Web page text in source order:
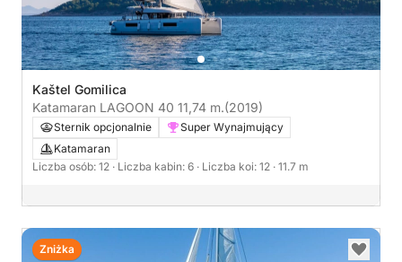
Kaštel Gomilica
Katamaran LAGOON 40 11,74 m.(2019)
Sternik opcjonalnie
Super Wynajmujący
Katamaran
Liczba osób: 12 · Liczba kabin: 6 · Liczba koi: 12 · 11.7 m
Zniżka